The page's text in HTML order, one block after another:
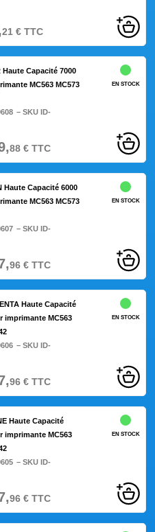
21 €TTC
Haute Capacité 7000
MC563 MC573
– SKU ID-
EN STOCK
88€TTC
Haute Capacité 6000
MC563 MC573
– SKU ID-
EN STOCK
96€TTC
Haute Capacité
imprimante MC563
– SKU ID-
EN STOCK
96€TTC
Haute Capacité
imprimante MC563
– SKU ID-
EN STOCK
96€TTC